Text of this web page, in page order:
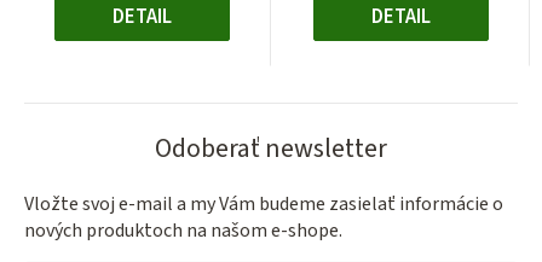
DETAIL DETAIL
Odoberať newsletter
Vložte svoj e-mail a my Vám budeme zasielať informácie o
nových produktoch na našom e-shope.